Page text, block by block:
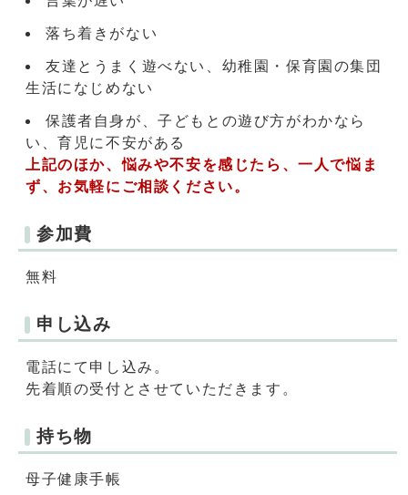
落ち着きがない
友達とうまく遊べない、幼稚園・保育園の集団
生活になじめない
保護者自身が、子どもとの遊び方がわかなら
い、育児に不安がある
上記のほか、悩みや不安を感じたら、一人で悩ま
ず、お気軽にご相談ください。
参加費
無料
申し込み
電話にて申し込み。
先着順の受付とさせていただきます。
持ち物
母子健康手帳